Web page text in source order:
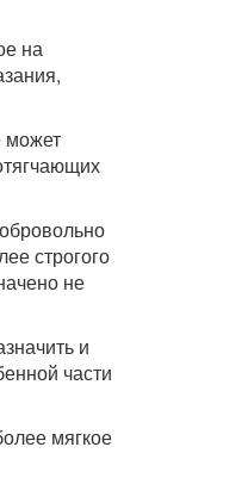
на
может
строгого
не
и
части
мягкое